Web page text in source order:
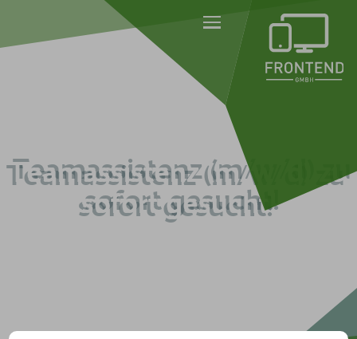
Teamassistenz (m/w/d) zu
sofort gesucht!